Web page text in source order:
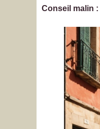
Conseil malin :